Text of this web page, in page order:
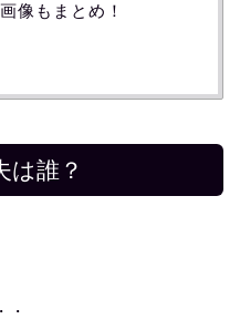
像もまとめ！
は誰？
・